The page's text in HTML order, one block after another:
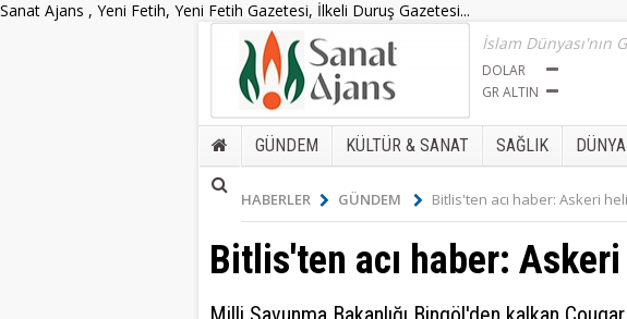
Sanat Ajans , Yeni Fetih, Yeni Fetih Gazetesi, İlkeli Duruş Gazetesi...
İslam Dünyası'nın
DOLAR
GR ALTIN
GÜNDEM KÜLTÜR & SANAT SAĞLIK DÜNYA
HABERLER GÜNDEM Bitlis'ten acı haber: Askeri
Bitlis'ten acı haber: